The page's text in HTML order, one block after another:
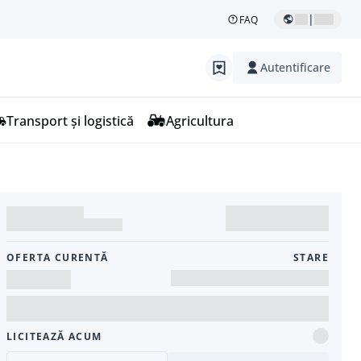
FAQ |
Autentificare
Transport și logistică Agricultura
OFERTA CURENTĂ STARE
LICITEAZĂ ACUM